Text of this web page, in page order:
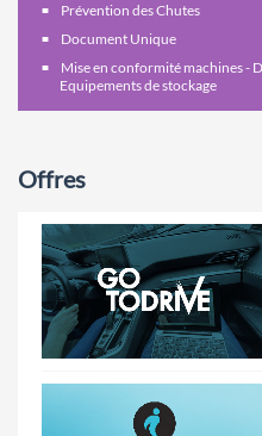
Prévention des Chutes
Document Unique
Mise en conformité machines -
Equipements de stockage
Offres